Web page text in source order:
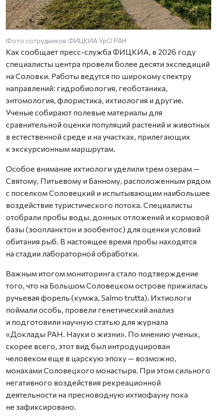
Фото сотрудников ФИЦКИА УрО РАН
Как сообщает пресс-служба ФИЦКИА, в 2026 году
специалисты центра провели более десяти экспедиций
на Соловки. Работы ведутся по широкому спектру
направлений: гидробиология, геоботаника,
энтомология, флористика, ихтиология и другие.
Ученые собирают полевые материалы для
сравнительной оценки популяций растений и животных
в естественной среде и на участках, прилегающих
к экскурсионным маршрутам.
Особое внимание ихтиологи уделили трем озерам —
Святому, Питьевому и Банному, расположенным рядом
с поселком Соловецкий и испытывающим наибольшее
воздействие туристического потока. Специалисты
отобрали пробы воды, донных отложений и кормовой
базы (зоопланктон и зообентос) для оценки условий
обитания рыб. В настоящее время пробы находятся
на стадии лабораторной обработки.
Важным итогом мониторинга стало подтверждение
того, что на Большом Соловецком острове прижилась
ручьевая форель (кумжа, Salmo trutta). Ихтиологи
поймали особь, провели генетический анализ
и подготовили научную статью для журнала
«Доклады РАН. Науки о жизни». По мнению ученых,
скорее всего, этот вид был интродуцирован
человеком еще в царскую эпоху — возможно,
монахами Соловецкого монастыря. При этом сильного
негативного воздействия рекреационной
деятельности на пресноводную ихтиофауну пока
не зафиксировано.